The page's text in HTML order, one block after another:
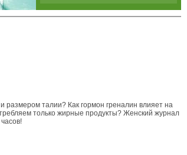
размером талии? Как гормон греналин влияет на
только жирные продукты? Женский журнал